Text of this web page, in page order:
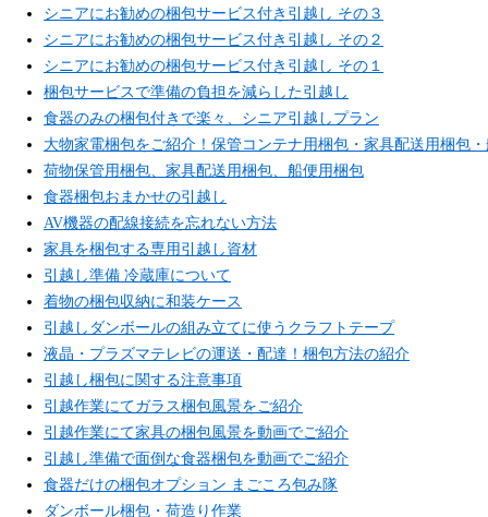
シニアにお勧めの梱包サービス付き引越し その３
シニアにお勧めの梱包サービス付き引越し その２
シニアにお勧めの梱包サービス付き引越し その１
梱包サービスで準備の負担を減らした引越し
食器のみの梱包付きで楽々、シニア引越しプラン
大物家電梱包をご紹介！保管コンテナ用梱包・家具配送用梱包
荷物保管用梱包、家具配送用梱包、船便用梱包
食器梱包おまかせの引越し
AV機器の配線接続を忘れない方法
家具を梱包する専用引越し資材
引越し準備 冷蔵庫について
着物の梱包収納に和装ケース
引越しダンボールの組み立てに使うクラフトテープ
液晶・プラズマテレビの運送・配達！梱包方法の紹介
引越し梱包に関する注意事項
引越作業にてガラス梱包風景をご紹介
引越作業にて家具の梱包風景を動画でご紹介
引越し準備で面倒な食器梱包を動画でご紹介
食器だけの梱包オプション まごころ包み隊
ダンボール梱包・荷造り作業